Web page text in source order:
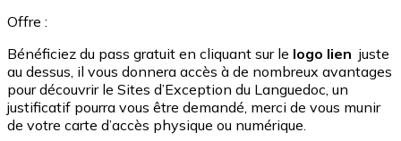
Offre :
Bénéficiez du pass gratuit en cliquant sur le logo lien juste
au dessus, il vous donnera accès à de nombreux avantages
pour découvrir le Sites d’Exception du Languedoc, un
justificatif pourra vous être demandé, merci de vous munir
de votre carte d’accès physique ou numérique.